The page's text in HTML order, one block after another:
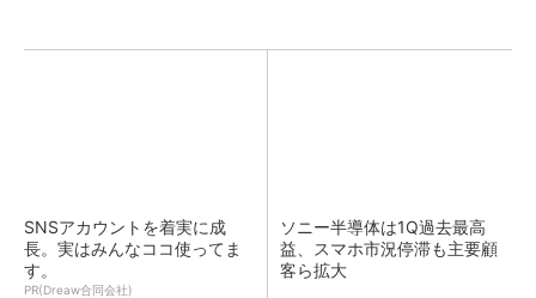
SNSアカウントを着実に成
長。実はみんなココ使ってま
す。
PR(Dreaw合同会社)
ソニー半導体は1Q過去最高
益、スマホ市況停滞も主要顧
客ら拡大